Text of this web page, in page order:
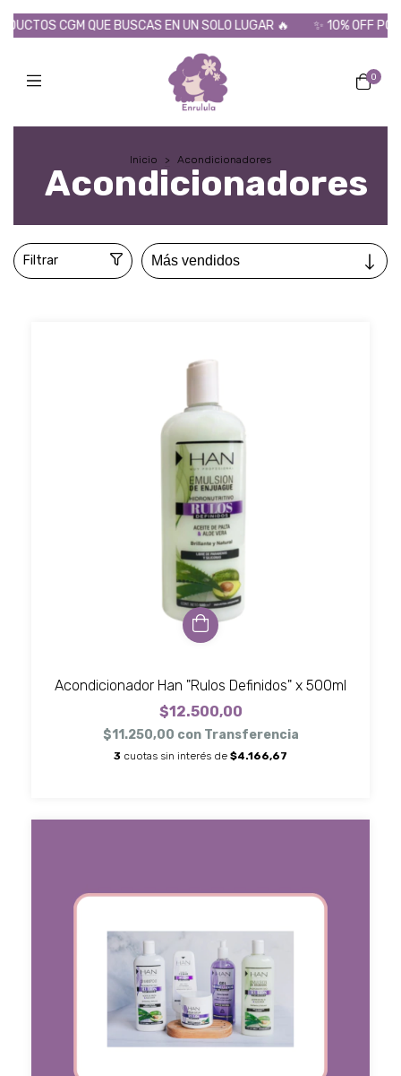
BUSCAS EN UN SOLO LUGAR 🔥 ✨ 10% OFF POR
0
Inicio > Acondicionadores
Acondicionadores
Filtrar
Acondicionador Han "Rulos Definidos" x 500ml
$12.500,00
$11.250,00 con Transferencia
3 cuotas sin interés de $4.166,67